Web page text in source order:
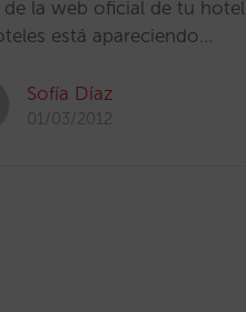
de la web oficial de tu
está apareciendo…
Sofía Díaz
01/03/2012